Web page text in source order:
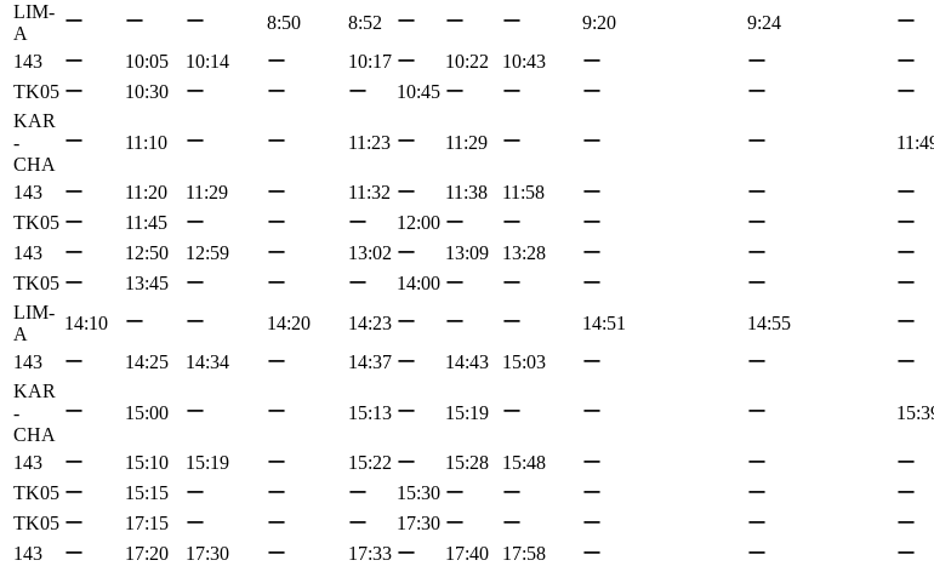
LIM-
A
ー ー ー 8:50 8:52 ー ー ー 9:20 9:24 ー
143
ー 10:05 10:14 ー 10:17 ー 10:22 10:43 ー ー ー
TK05 ー 10:30 ー ー ー 10:45 ー ー ー ー ー
KAR
-
CHA
ー 11:10 ー ー 11:23 ー 11:29 ー ー ー
143 ー 11:20 11:29 ー 11:32 ー 11:38 11:58 ー ー ー
TK05 ー 11:45 ー ー ー 12:00 ー ー ー ー ー
143
ー 12:50 12:59 ー 13:02 ー 13:09 13:28 ー ー ー
TK05 ー 13:45 ー ー ー 14:00 ー ー ー ー ー
LIM-
A
14:10 ー ー 14:20 14:23 ー ー ー 14:51 14:55 ー
143
ー 14:25 14:34 ー 14:37 ー 14:43 15:03 ー ー ー
KAR
-
CHA
ー 15:00 ー ー 15:13 ー 15:19 ー ー ー
143 ー 15:10 15:19 ー 15:22 ー 15:28 15:48 ー ー ー
TK05 ー 15:15 ー ー ー 15:30 ー ー ー ー ー
TK05 ー 17:15 ー ー ー 17:30 ー ー ー ー ー
143
ー 17:20 17:30 ー 17:33 ー 17:40 17:58 ー ー ー